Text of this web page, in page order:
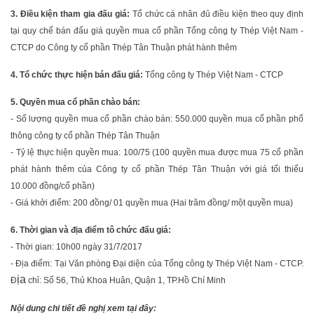
3. Điều kiện tham gia đấu giá: Tổ chức cá nhân đủ điều kiện theo quy định
tại quy chế bán đấu giá quyền mua cổ phần Tổng công ty Thép Việt Nam -
CTCP do Công ty cổ phần Thép Tân Thuận phát hành thêm
4. Tổ chức thực hiện bán đấu giá: Tổng công ty Thép Việt Nam - CTCP
5. Quyền mua cổ phần chào bán:
- Số lượng quyền mua cổ phần chào bán: 550.000 quyền mua cổ phần phổ
thông công ty cổ phần Thép Tân Thuận
- Tỷ lệ thực hiện quyền mua: 100/75 (100 quyền mua được mua 75 cổ phần
phát hành thêm của Công ty cổ phần Thép Tân Thuận với giá tối thiểu
10.000 đồng/cổ phần)
- Giá khởi điểm: 200 đồng/ 01 quyền mua (Hai trăm đồng/ một quyền mua)
6. Thời gian và địa điểm tô chức đấu giá:
- Thời gian: 10h00 ngày 31/7/2017
- Địa điểm: Tại Văn phòng Đại diện của Tổng công ty Thép Việt Nam - CTCP.
Địa chỉ: Số 56, Thủ Khoa Huân, Quận 1, TP.Hồ Chí Minh
Nội dung chi tiết đề nghị xem tại đây: